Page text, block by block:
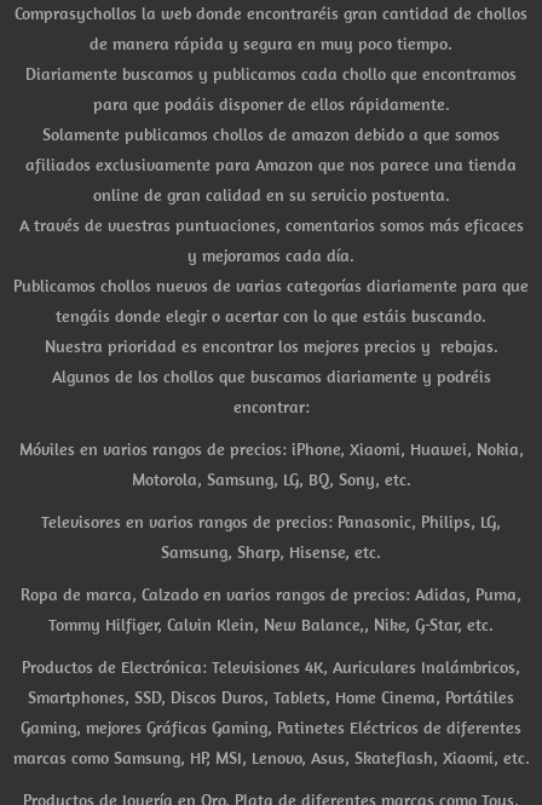
Comprasychollos la web donde encontraréis gran cantidad de chollos
de manera rápida y segura en muy poco tiempo.
Diariamente buscamos y publicamos cada chollo que encontramos
para que podáis disponer de ellos rápidamente.
Solamente publicamos chollos de amazon debido a que somos
afiliados exclusivamente para Amazon que nos parece una tienda
online de gran calidad en su servicio postventa.
A través de vuestras puntuaciones, comentarios somos más eficaces
y mejoramos cada día.
Publicamos chollos nuevos de varias categorías diariamente para que
tengáis donde elegir o acertar con lo que estáis buscando.
Nuestra prioridad es encontrar los mejores precios y rebajas.
Algunos de los chollos que buscamos diariamente y podréis
encontrar:
Móviles en varios rangos de precios: iPhone, Xiaomi, Huawei, Nokia,
Motorola, Samsung, LG, BQ, Sony, etc.
Televisores en varios rangos de precios: Panasonic, Philips, LG,
Samsung, Sharp, Hisense, etc.
Ropa de marca, Calzado en varios rangos de precios: Adidas, Puma,
Tommy Hilfiger, Calvin Klein, New Balance,, Nike, G-Star, etc.
Productos de Electrónica: Televisiones 4K, Auriculares Inalámbricos,
Smartphones, SSD, Discos Duros, Tablets, Home Cinema, Portátiles
Gaming, mejores Gráficas Gaming, Patinetes Eléctricos de diferentes
marcas como Samsung, HP, MSI, Lenovo, Asus, Skateflash, Xiaomi, etc.
Productos de Joyería en Oro, Plata de diferentes marcas como Tous,